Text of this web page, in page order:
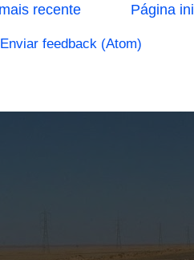
recente Página
Enviar feedback (Atom)